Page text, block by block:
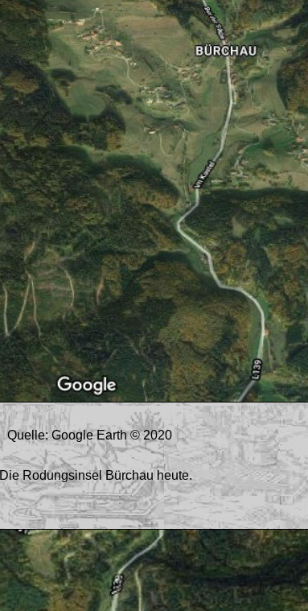
Quelle: Google Earth © 2020
Die Rodungsinsel Bürchau heute.